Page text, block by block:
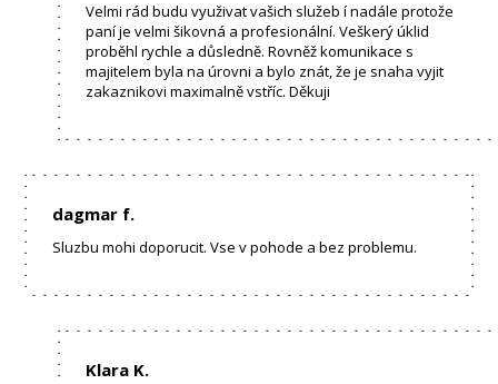
Velmi rád budu využivat vašich služeb í nadále protože
paní je velmi šikovná a profesionální. Veškerý úklid
proběhl rychle a důsledně. Rovněž komunikace s
majitelem byla na úrovni a bylo znát, že je snaha vyjit
zakaznikovi maximalně vstříc. Děkuji
dagmar f.
Sluzbu mohi doporucit. Vse v pohode a bez problemu.
Klara K.